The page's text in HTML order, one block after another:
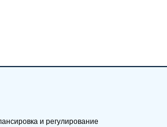
и регулирование